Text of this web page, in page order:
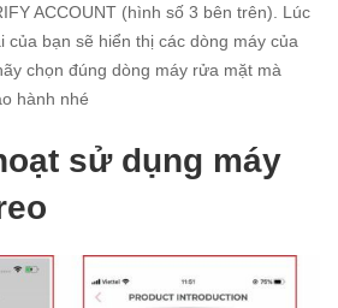
ACCOUNT (hình số 3 bên trên). Lúc
của bạn sẽ hiển thị các dòng máy của
chọn đúng dòng máy rửa mặt mà
hành nhé
sử dụng máy